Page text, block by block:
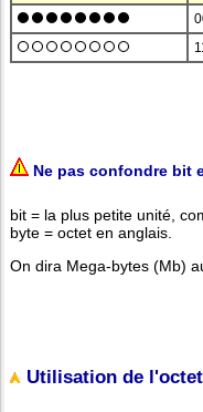
Ne pas confondre bit
bit = la plus petite unité,
byte = octet en anglais.
On dira Mega-bytes (Mb)
Utilisation de